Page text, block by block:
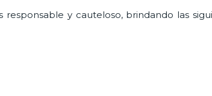
responsable y cauteloso, brindando las